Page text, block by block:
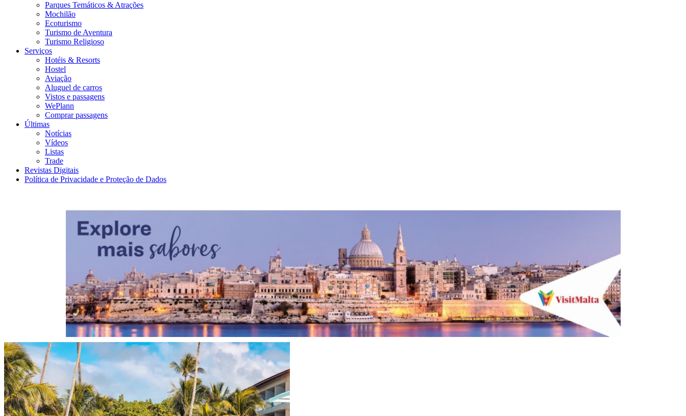
Parques Temáticos & Atrações
Mochilão
Ecoturismo
Turismo de Aventura
Turismo Religioso
Serviços
Hotéis & Resorts
Hostel
Aviação
Aluguel de carros
Vistos e passagens
WePlann
Comprar passagens
Últimas
Notícias
Vídeos
Listas
Trade
Revistas Digitais
Política de Privacidade e Proteção de Dados